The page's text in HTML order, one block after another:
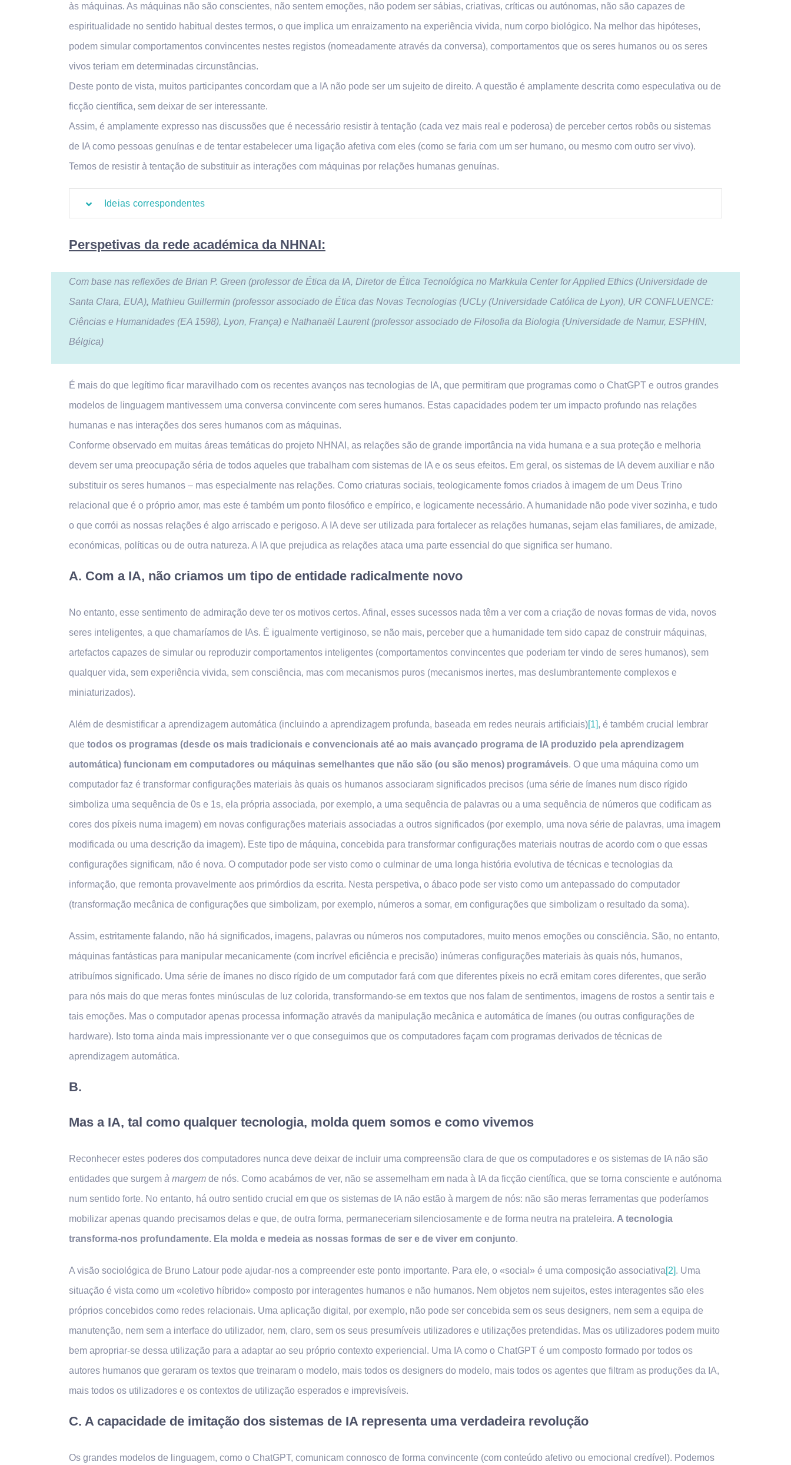
às máquinas. As máquinas não são conscientes, não sentem emoções, não podem ser sábias, criativas, críticas ou autónomas, não são capazes de
espiritualidade no sentido habitual destes termos, o que implica um enraizamento na experiência vivida, num corpo biológico. Na melhor das hipóteses,
podem simular comportamentos convincentes nestes registos (nomeadamente através da conversa), comportamentos que os seres humanos ou os seres
vivos teriam em determinadas circunstâncias.
Deste ponto de vista, muitos participantes concordam que a IA não pode ser um sujeito de direito. A questão é amplamente descrita como especulativa ou de
ficção científica, sem deixar de ser interessante.
Assim, é amplamente expresso nas discussões que é necessário resistir à tentação (cada vez mais real e poderosa) de perceber certos robôs ou sistemas
de IA como pessoas genuínas e de tentar estabelecer uma ligação afetiva com eles (como se faria com um ser humano, ou mesmo com outro ser vivo).
Temos de resistir à tentação de substituir as interações com máquinas por relações humanas genuínas.
Ideias correspondentes
Perspetivas da rede académica da NHNAI:
Com base nas reflexões de Brian P. Green (professor de Ética da IA, Diretor de Ética Tecnológica no Markkula Center for Applied Ethics (Universidade de
Santa Clara, EUA), Mathieu Guillermin (professor associado de Ética das Novas Tecnologias (UCLy (Universidade Católica de Lyon), UR CONFLUENCE:
Ciências e Humanidades (EA 1598), Lyon, França) e Nathanaël Laurent (professor associado de Filosofia da Biologia (Universidade de Namur, ESPHIN,
Bélgica)
É mais do que legítimo ficar maravilhado com os recentes avanços nas tecnologias de IA, que permitiram que programas como o ChatGPT e outros grandes
modelos de linguagem mantivessem uma conversa convincente com seres humanos. Estas capacidades podem ter um impacto profundo nas relações
humanas e nas interações dos seres humanos com as máquinas.
Conforme observado em muitas áreas temáticas do projeto NHNAI, as relações são de grande importância na vida humana e a sua proteção e melhoria
devem ser uma preocupação séria de todos aqueles que trabalham com sistemas de IA e os seus efeitos. Em geral, os sistemas de IA devem auxiliar e não
substituir os seres humanos – mas especialmente nas relações. Como criaturas sociais, teologicamente fomos criados à imagem de um Deus Trino
relacional que é o próprio amor, mas este é também um ponto filosófico e empírico, e logicamente necessário. A humanidade não pode viver sozinha, e tudo
o que corrói as nossas relações é algo arriscado e perigoso. A IA deve ser utilizada para fortalecer as relações humanas, sejam elas familiares, de amizade,
económicas, políticas ou de outra natureza. A IA que prejudica as relações ataca uma parte essencial do que significa ser humano.
A. Com a IA, não criamos um tipo de entidade radicalmente novo
No entanto, esse sentimento de admiração deve ter os motivos certos. Afinal, esses sucessos nada têm a ver com a criação de novas formas de vida, novos
seres inteligentes, a que chamaríamos de IAs. É igualmente vertiginoso, se não mais, perceber que a humanidade tem sido capaz de construir máquinas,
artefactos capazes de simular ou reproduzir comportamentos inteligentes (comportamentos convincentes que poderiam ter vindo de seres humanos), sem
qualquer vida, sem experiência vivida, sem consciência, mas com mecanismos puros (mecanismos inertes, mas deslumbrantemente complexos e
miniaturizados).
Além de desmistificar a aprendizagem automática (incluindo a aprendizagem profunda, baseada em redes neurais artificiais)[1], é também crucial lembrar
que todos os programas (desde os mais tradicionais e convencionais até ao mais avançado programa de IA produzido pela aprendizagem
automática) funcionam em computadores ou máquinas semelhantes que não são (ou são menos) programáveis. O que uma máquina como um
computador faz é transformar configurações materiais às quais os humanos associaram significados precisos (uma série de ímanes num disco rígido
simboliza uma sequência de 0s e 1s, ela própria associada, por exemplo, a uma sequência de palavras ou a uma sequência de números que codificam as
cores dos píxeis numa imagem) em novas configurações materiais associadas a outros significados (por exemplo, uma nova série de palavras, uma imagem
modificada ou uma descrição da imagem). Este tipo de máquina, concebida para transformar configurações materiais noutras de acordo com o que essas
configurações significam, não é nova. O computador pode ser visto como o culminar de uma longa história evolutiva de técnicas e tecnologias da
informação, que remonta provavelmente aos primórdios da escrita. Nesta perspetiva, o ábaco pode ser visto como um antepassado do computador
(transformação mecânica de configurações que simbolizam, por exemplo, números a somar, em configurações que simbolizam o resultado da soma).
Assim, estritamente falando, não há significados, imagens, palavras ou números nos computadores, muito menos emoções ou consciência. São, no entanto,
máquinas fantásticas para manipular mecanicamente (com incrível eficiência e precisão) inúmeras configurações materiais às quais nós, humanos,
atribuímos significado. Uma série de ímanes no disco rígido de um computador fará com que diferentes píxeis no ecrã emitam cores diferentes, que serão
para nós mais do que meras fontes minúsculas de luz colorida, transformando-se em textos que nos falam de sentimentos, imagens de rostos a sentir tais e
tais emoções. Mas o computador apenas processa informação através da manipulação mecânica e automática de ímanes (ou outras configurações de
hardware). Isto torna ainda mais impressionante ver o que conseguimos que os computadores façam com programas derivados de técnicas de
aprendizagem automática.
B.
Mas a IA, tal como qualquer tecnologia, molda quem somos e como vivemos
Reconhecer estes poderes dos computadores nunca deve deixar de incluir uma compreensão clara de que os computadores e os sistemas de IA não são
entidades que surgem à margemde nós. Como acabámos de ver, não se assemelham em nada à IA da ficção científica, que se torna consciente e autónoma
num sentido forte. No entanto, há outro sentido crucial em que os sistemas de IA não estão à margem de nós: não são meras ferramentas que poderíamos
mobilizar apenas quando precisamos delas e que, de outra forma, permaneceriam silenciosamente e de forma neutra na prateleira. A tecnologia
transforma-nos profundamente. Ela molda e medeia as nossas formas de ser e de viver em conjunto.
A visão sociológica de Bruno Latour pode ajudar-nos a compreender este ponto importante. Para ele, o «social» é uma composição associativa[2]. Uma
situação é vista como um «coletivo híbrido» composto por interagentes humanos e não humanos. Nem objetos nem sujeitos, estes interagentes são eles
próprios concebidos como redes relacionais. Uma aplicação digital, por exemplo, não pode ser concebida sem os seus designers, nem sem a equipa de
manutenção, nem sem a interface do utilizador, nem, claro, sem os seus presumíveis utilizadores e utilizações pretendidas. Mas os utilizadores podem muito
bem apropriar-se dessa utilização para a adaptar ao seu próprio contexto experiencial. Uma IA como o ChatGPT é um composto formado por todos os
autores humanos que geraram os textos que treinaram o modelo, mais todos os designers do modelo, mais todos os agentes que filtram as produções da IA,
mais todos os utilizadores e os contextos de utilização esperados e imprevisíveis.
C. A capacidade de imitação dos sistemas de IA representa uma verdadeira revolução
Os grandes modelos de linguagem, como o ChatGPT, comunicam connosco de forma convincente (com conteúdo afetivo ou emocional credível). Podemos